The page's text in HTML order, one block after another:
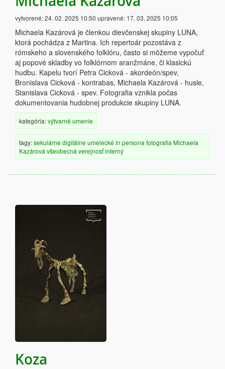
vytvorené:24. 02. 2025 10:50 upravené: 17. 03. 2025 10:05
Michaela Kazárová je členkou dievčenskej skupiny LUNA,
ktorá pochádza z Martina. Ich repertoár pozostáva z
rómskeho a slovenského folklóru, často si môžeme vypočuť
aj popové skladby vo folklórnom aranžmáne, či klasickú
hudbu. Kapelu tvorí Petra Cicková - akordeón/spev,
Bronislava Cicková - kontrabas, Michaela Kazárová - husle,
Stanislava Cicková - spev. Fotografia vznikla počas
dokumentovania hudobnej produkcie skupiny LUNA.
kategória:výtvarné umenie
tagy:sekulárne digitálne umelecké in persona fotografia Michaela
Kazárová všeobecná verejnosťinterný
Koza